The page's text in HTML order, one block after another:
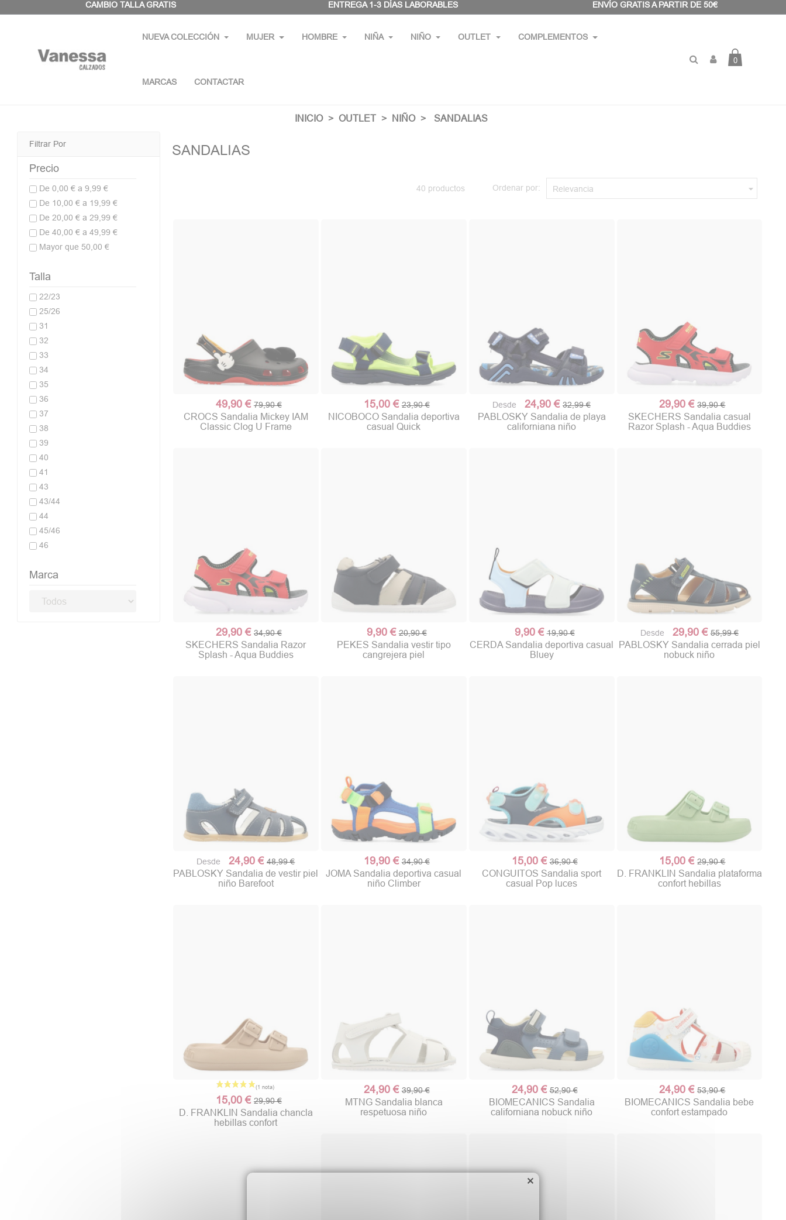
CAMBIO TALLA GRATIS ENTREGA 1-3 DÍAS LABORABLES ENVÍO GRATIS A PARTIR DE 50€
NUEVA COLECCIÓN MUJER HOMBRE NIÑA NIÑO OUTLET COMPLEMENTOS
MARCAS CONTACTAR
0
INICIO OUTLET NIÑO SANDALIAS
Filtrar Por
Precio
De 0,00 € a 9,99 €
De 10,00 € a 19,99 €
De 20,00 € a 29,99 €
De 40,00 € a 49,99 €
Mayor que 50,00 €
Talla
22/23
25/26
31
32
33
34
35
36
37
38
39
40
41
43
43/44
44
45/46
46
Marca
SANDALIAS
40 productos Ordenar por: Relevancia 
49,90 € 79,90 €
CROCS Sandalia Mickey IAM
Classic Clog U Frame
15,00 € 23,90 €
NICOBOCO Sandalia deportiva
casual Quick
Desde 24,90 € 32,99 €
PABLOSKY Sandalia de playa
californiana niño
29,90 € 39,90 €
SKECHERS Sandalia casual
Razor Splash - Aqua Buddies
29,90 € 34,90 €
SKECHERS Sandalia Razor
Splash - Aqua Buddies
9,90 € 20,90 €
PEKES Sandalia vestir tipo
cangrejera piel
9,90 € 19,90 €
CERDA Sandalia deportiva casual
Bluey
Desde 29,90 € 55,99 €
PABLOSKY Sandalia cerrada piel
nobuck niño
Desde 24,90 € 48,99 €
PABLOSKY Sandalia de vestir piel
niño Barefoot
19,90 € 34,90 €
JOMA Sandalia deportiva casual
niño Climber
15,00 € 36,90 €
CONGUITOS Sandalia sport
casual Pop luces
15,00 € 29,90 €
D. FRANKLIN Sandalia plataforma
confort hebillas
15,00 € 29,90 €
D. FRANKLIN Sandalia chancla
hebillas confort
24,90 € 39,90 €
MTNG Sandalia blanca
respetuosa niño
24,90 € 52,90 €
BIOMECANICS Sandalia
californiana nobuck niño
24,90 € 53,90 €
BIOMECANICS Sandalia bebe
confort estampado
×
Panel de gestión de cookies